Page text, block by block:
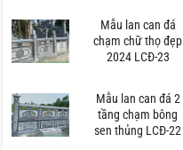
Mẫu lan can đá
chạm chữ thọ đẹp
2024 LCĐ-23
Mẫu lan can đá 2
tầng chạm bông
sen thủng LCĐ-22